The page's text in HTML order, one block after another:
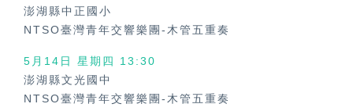
澎湖縣中正國小
NTSO臺灣青年交響樂團-木管五重奏
5月14日 星期四 13:30
澎湖縣文光國中
NTSO臺灣青年交響樂團-木管五重奏